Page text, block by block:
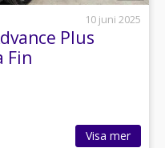
10 juni 2025
Plus
Fin
Visa mer